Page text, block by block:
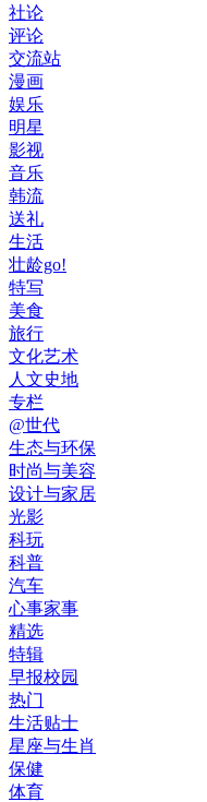
社论
评论
交流站
漫画
娱乐
明星
影视
音乐
韩流
送礼
生活
壮龄go!
特写
美食
旅行
文化艺术
人文史地
专栏
@世代
生态与环保
时尚与美容
设计与家居
光影
科玩
科普
汽车
心事家事
精选
特辑
早报校园
热门
生活贴士
星座与生肖
保健
体育